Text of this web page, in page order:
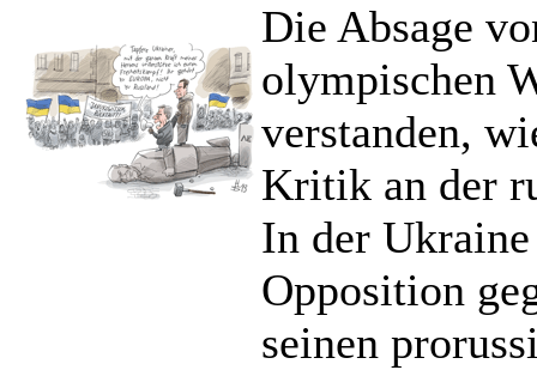
Die Absage
olympischen
verstanden,
Kritik an der
In der Ukraine
Opposition
seinen